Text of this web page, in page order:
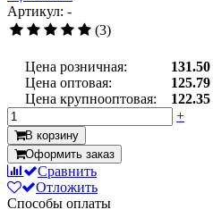
Артикул: -
(3)
Цена розничная: 131.50
Цена оптовая:
125.79
Цена крупнооптовая:
122.35
+
В корзину
Оформить заказ
Сравнить
Отложить
Способы оплаты